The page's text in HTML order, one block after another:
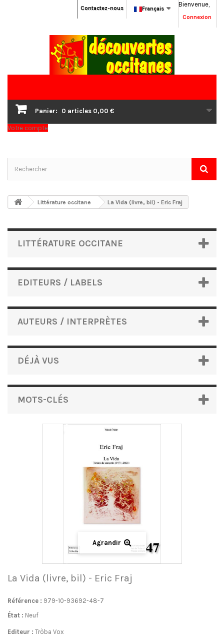
Bienvenue,
Connexion
Français
Contactez-nous
Panier: 0 articles 0,00 €
Votre compte
Littérature occitane La Vida (livre, bil) - Eric Fraj
LITTÉRATURE OCCITANE
EDITEURS / LABELS
AUTEURS / INTERPRÈTES
DÉJÀ VUS
MOTS-CLÉS
Agrandir
La Vida (livre, bil) - Eric Fraj
Référence : 979-10-93692-48-7
État : Neuf
Editeur : Tròba Vox